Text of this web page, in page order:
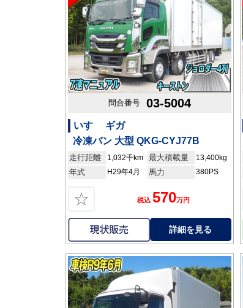
問合番号 03-5004
いすゞ ギガ
冷凍バン 大型 QKG-CYJ77B
走行距離 1,032千km 最大積載量 13,400kg
年式 H29年4月 馬力 380PS
☆ 税込 570万円
詳細を見る